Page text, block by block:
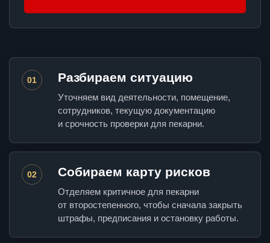
01 Разбираем ситуацию
Уточняем вид деятельности, помещение,
сотрудников, текущую документацию
и срочность проверки для пекарни.
02 Собираем карту рисков
Отделяем критичное для пекарни
от второстепенного, чтобы сначала закрыть
штрафы, предписания и остановку работы.